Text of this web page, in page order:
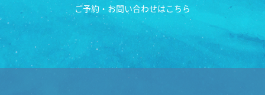
ご予約・お問い合わせはこちら